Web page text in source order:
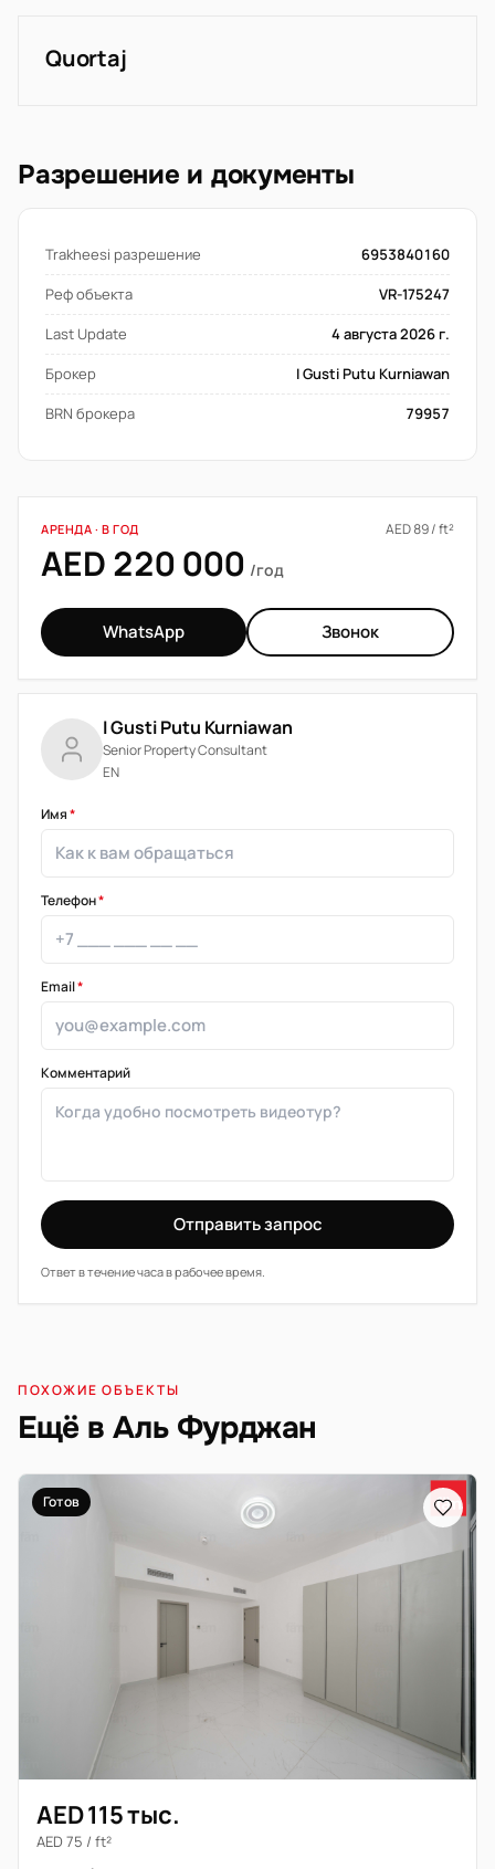
Quortaj
Разрешение и документы
Trakheesi разрешение
6953840160
Реф объекта
VR-175247
Last Update
4 августа 2026 г.
Брокер
I Gusti Putu Kurniawan
BRN брокера
79957
АРЕНДА · В ГОД AED 89 / ft²
AED 220 000 /год
WhatsApp Звонок
I Gusti Putu Kurniawan
Senior Property Consultant
EN
Имя*
Телефон*
Email*
Комментарий
Отправить запрос
Ответ в течение часа в рабочее время.
ПОХОЖИЕ ОБЪЕКТЫ
Ещё в Аль Фурджан
Готов
AED 115 тыс.
AED 75 / ft²